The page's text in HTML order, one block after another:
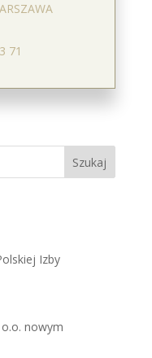
71
Izby
o.o. nowym